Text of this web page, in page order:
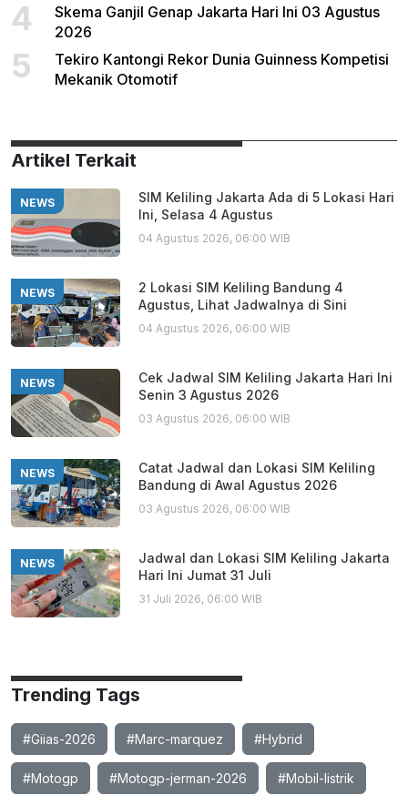
4
Skema Ganjil Genap Jakarta Hari Ini 03 Agustus
2026
5
Tekiro Kantongi Rekor Dunia Guinness Kompetisi
Mekanik Otomotif
Artikel Terkait
NEWS
SIM Keliling Jakarta Ada di 5 Lokasi Hari
Ini, Selasa 4 Agustus
04 Agustus 2026, 06:00 WIB
NEWS
2 Lokasi SIM Keliling Bandung 4
Agustus, Lihat Jadwalnya di Sini
04 Agustus 2026, 06:00 WIB
NEWS
Cek Jadwal SIM Keliling Jakarta Hari Ini
Senin 3 Agustus 2026
03 Agustus 2026, 06:00 WIB
NEWS
Catat Jadwal dan Lokasi SIM Keliling
Bandung di Awal Agustus 2026
03 Agustus 2026, 06:00 WIB
NEWS
Jadwal dan Lokasi SIM Keliling Jakarta
Hari Ini Jumat 31 Juli
31 Juli 2026, 06:00 WIB
Trending Tags
#Giias-2026 #Marc-marquez #Hybrid
#Motogp #Motogp-jerman-2026 #Mobil-listrik